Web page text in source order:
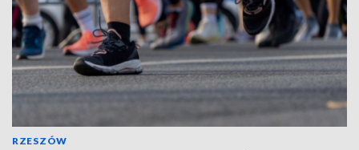
RZESZÓW